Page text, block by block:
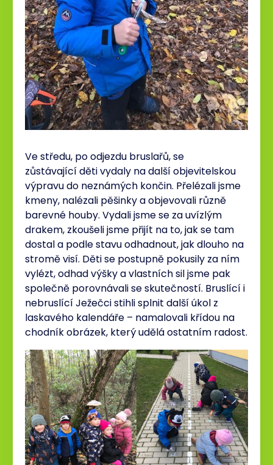
Ve středu, po odjezdu bruslařů, se
zůstávající děti vydaly na další objevitelskou
výpravu do neznámých končin. Přelézali jsme
kmeny, nalézali pěšinky a objevovali různě
barevné houby. Vydali jsme se za uvízlým
drakem, zkoušeli jsme přijít na to, jak se tam
dostal a podle stavu odhadnout, jak dlouho na
stromě visí. Děti se postupně pokusily za ním
vylézt, odhad výšky a vlastních sil jsme pak
společně porovnávali se skutečností. Bruslící i
nebruslící Ježečci stihli splnit další úkol z
laskavého kalendáře – namalovali křídou na
chodník obrázek, který udělá ostatním radost.